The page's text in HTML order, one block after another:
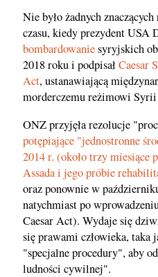
Nie było żadnych
czasu, kiedy prezydent USA
bombardowaniesyryjskich
2018 roku i podpisałCaesar
Act, ustanawiającą
morderczemu reżimowi
ONZ przyjęła rezolucje
potępiające "jednostronne
2014 r. (około trzy miesiące
Assada i jego próbie
oraz ponownie w
natychmiast po
Caesar Act). Wydaje się
się prawami człowieka, taka
"specjalne procedury", aby
ludności cywilnej".